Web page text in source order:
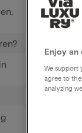
Enjoy an
We support
agree to
analyzing